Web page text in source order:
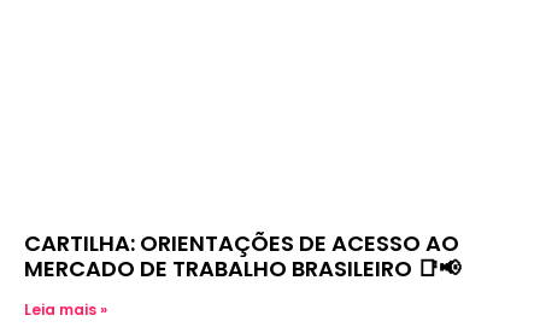
CARTILHA: ORIENTAÇÕES DE ACESSO AO
MERCADO DE TRABALHO BRASILEIRO 📑📢
Leia mais »